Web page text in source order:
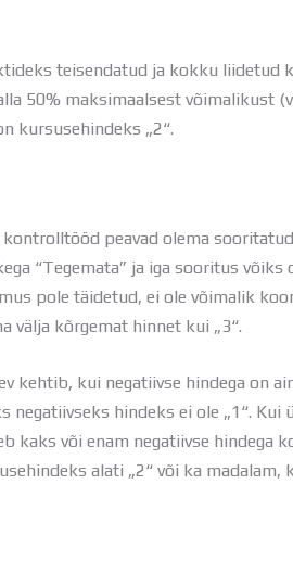
teisendatud ja kokku liidetud
50% maksimaalsest võimalikust
kursusehindeks „2“.
kontrolltööd peavad olema
“Tegemata” ja iga sooritus
pole täidetud, ei ole võimalik
välja kõrgemat hinnet kui „3“.
kehtib, kui negatiivse hindega on
negatiivseks hindeks ei ole „1“. Kui
kaks või enam negatiivse hindega
alati „2“ või ka madalam,